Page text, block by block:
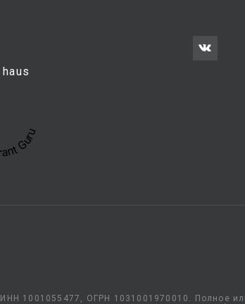
Guru
1001055477, ОГРН 1031001970010. Полное